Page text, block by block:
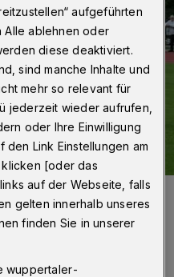
aufgeführten
Alle ablehnen oder
diese deaktiviert.
sind manche Inhalte und
mehr so relevant für
jederzeit wieder aufrufen,
oder Ihre Einwilligung
Link Einstellungen am
[oder das
auf der Webseite, falls
gelten innerhalb unseres
finden Sie in unserer
wuppertaler-